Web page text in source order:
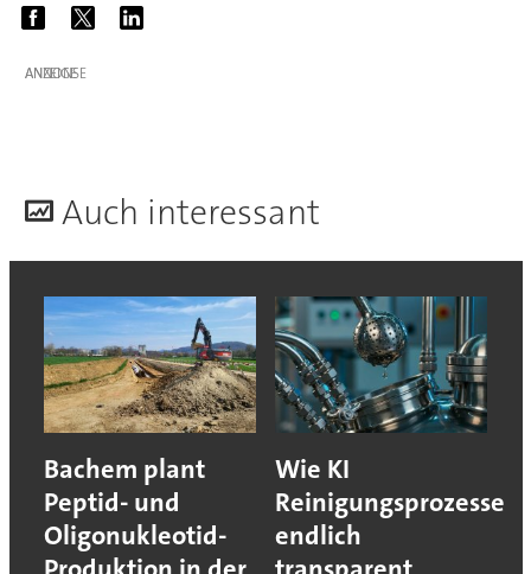
ANZEIGE
Auch interessant
Bachem plant
Peptid- und
Oligonukleotid-
Wie KI
Reinigungsprozesse
endlich